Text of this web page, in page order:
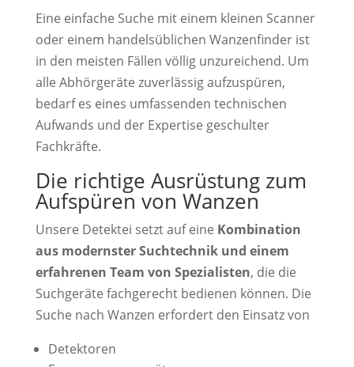
Eine einfache Suche mit einem kleinen Scanner
oder einem handelsüblichen Wanzenfinder ist
in den meisten Fällen völlig unzureichend. Um
alle Abhörgeräte zuverlässig aufzuspüren,
bedarf es eines umfassenden technischen
Aufwands und der Expertise geschulter
Fachkräfte.
Die richtige Ausrüstung zum
Aufspüren von Wanzen
Unsere Detektei setzt auf eine Kombination
aus modernster Suchtechnik und einem
erfahrenen Team von Spezialisten, die die
Suchgeräte fachgerecht bedienen können. Die
Suche nach Wanzen erfordert den Einsatz von
Detektoren